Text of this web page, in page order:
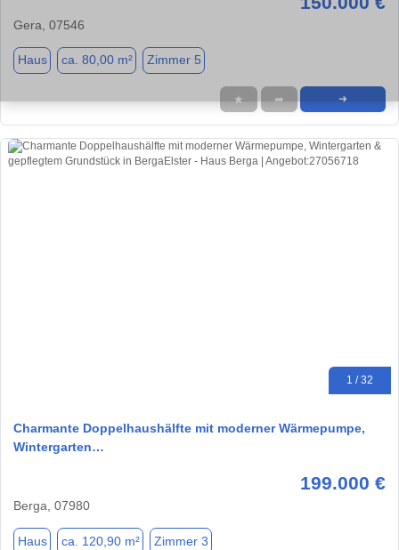
Gera, 07546
Haus ca. 80,00 m² Zimmer 5
★ ➦ ➜
1 / 32
Charmante Doppelhaushälfte mit moderner Wärmepumpe,
Wintergarten…
199.000 €
Berga, 07980
Haus ca. 120,90 m² Zimmer 3